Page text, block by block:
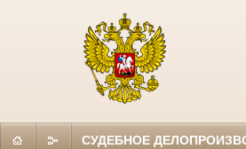
СУДЕБНОЕ